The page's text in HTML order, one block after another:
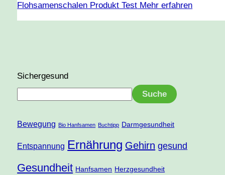
Flohsamenschalen Produkt Test Mehr erfahren
Sichergesund
Suche
Bewegung Bio Hanfsamen Buchtipp Darmgesundheit
Entspannung Ernährung Gehirn gesund
Gesundheit Hanfsamen Herzgesundheit